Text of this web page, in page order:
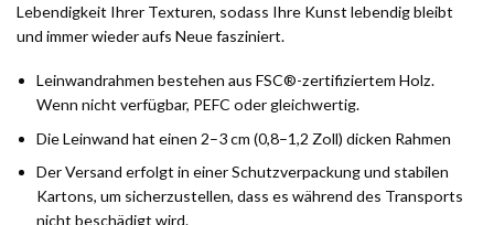
Lebendigkeit Ihrer Texturen, sodass Ihre Kunst lebendig bleibt
und immer wieder aufs Neue fasziniert.
Leinwandrahmen bestehen aus FSC®-zertifiziertem Holz.
Wenn nicht verfügbar, PEFC oder gleichwertig.
Die Leinwand hat einen 2–3 cm (0,8–1,2 Zoll) dicken Rahmen
Der Versand erfolgt in einer Schutzverpackung und stabilen
Kartons, um sicherzustellen, dass es während des Transports
nicht beschädigt wird.